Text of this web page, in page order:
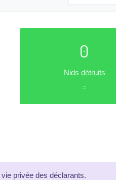
0
Nids détruits
=
privée des déclarants.